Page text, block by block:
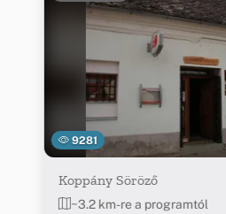
9281
Koppány Söröző
~3.2 km-re a programtól